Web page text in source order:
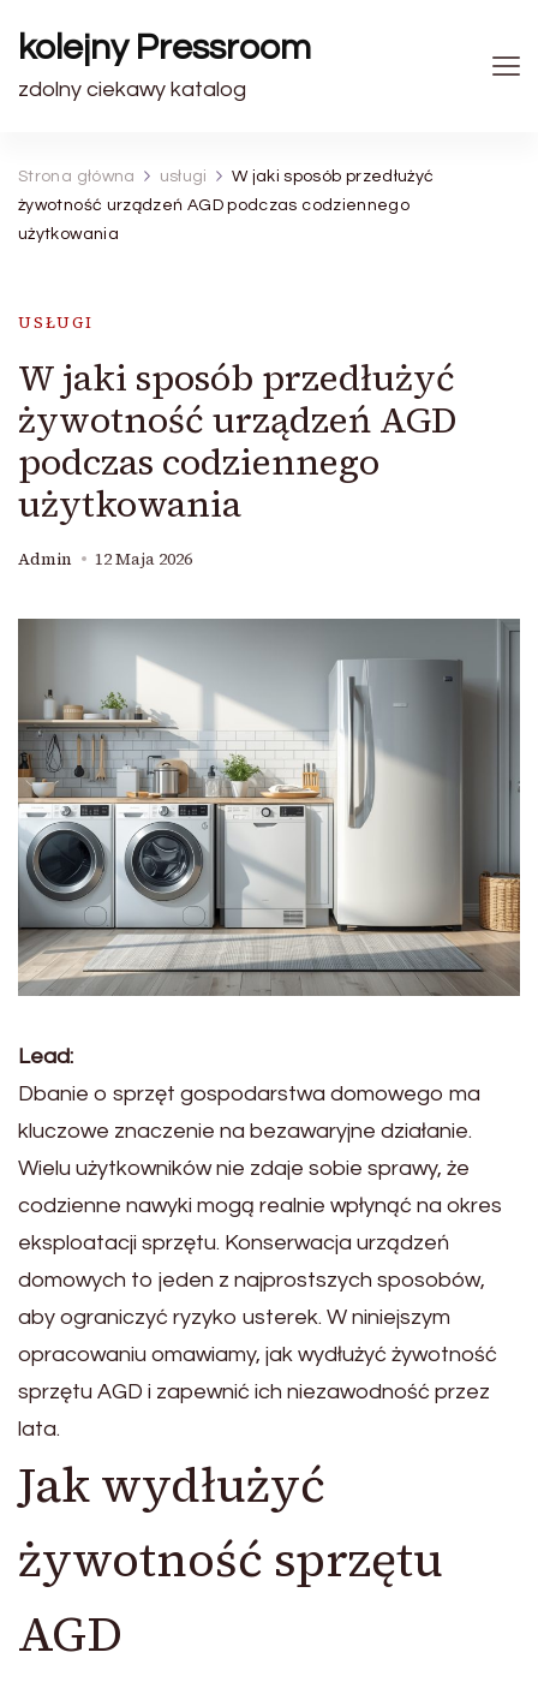
kolejny Pressroom
zdolny ciekawy katalog
Strona główna usługi
W jaki sposób przedłużyć
żywotność urządzeń AGD podczas codziennego
użytkowania
USŁUGI
W jaki sposób przedłużyć
żywotność urządzeń AGD
podczas codziennego
użytkowania
Admin 12 Maja 2026
Lead:
Dbanie o sprzęt gospodarstwa domowego ma
kluczowe znaczenie na bezawaryjne działanie.
Wielu użytkowników nie zdaje sobie sprawy, że
codzienne nawyki mogą realnie wpłynąć na okres
eksploatacji sprzętu. Konserwacja urządzeń
domowych to jeden z najprostszych sposobów,
aby ograniczyć ryzyko usterek. W niniejszym
opracowaniu omawiamy, jak wydłużyć żywotność
sprzętu AGD i zapewnić ich niezawodność przez
lata.
Jak wydłużyć
żywotność sprzętu
AGD